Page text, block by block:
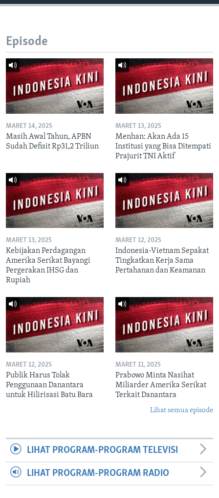
Episode
MARET 14, 2025
Masih Awal Tahun, APBN
Sudah Defisit Rp31,2 Triliun
MARET 13, 2025
Menhan: Akan Ada 15
Institusi yang Bisa Ditempati
Prajurit TNI Aktif
MARET 13, 2025
Kebijakan Perdagangan
Amerika Serikat Bayangi
Pergerakan IHSG dan
Rupiah
MARET 12, 2025
Indonesia-Vietnam Sepakat
Tingkatkan Kerja Sama
Pertahanan dan Keamanan
MARET 12, 2025
Publik Harus Tolak
Penggunaan Danantara
untuk Hilirisasi Batu Bara
MARET 11, 2025
Prabowo Minta Nasihat
Miliarder Amerika Serikat
Terkait Danantara
Lihat semua episode
LIHAT PROGRAM-PROGRAM TELEVISI
LIHAT PROGRAM-PROGRAM RADIO